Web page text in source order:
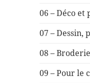
06 – Déco et
07 –
08 – Broderie
09 – Pour le